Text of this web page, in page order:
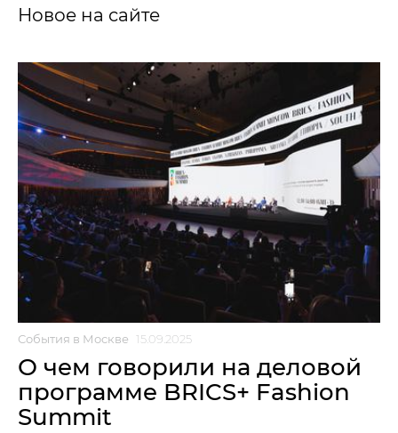
Новое на сайте
События в Москве 15.09.2025
О чем говорили на деловой
программе BRICS+ Fashion
Summit